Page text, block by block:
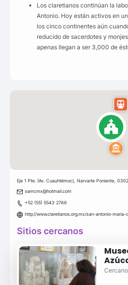
Los claretianos continúan la
Antonio. Hoy están activos en
los cinco continentes aún
reducido de sacerdotes y
apenas llegan a ser 3,000 de
Eje 1 Pte. (Av. Cuauhtémoc), Narvarte Poniente,
samcmx@hotmail.com
+52 (55) 5543 2766
http://www.claretianos.org.mx/san-antonio-maria-
Sitios cercanos